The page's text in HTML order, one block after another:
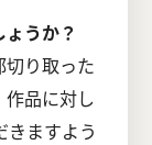
うか？
切り取った
作品に対し
きますよう